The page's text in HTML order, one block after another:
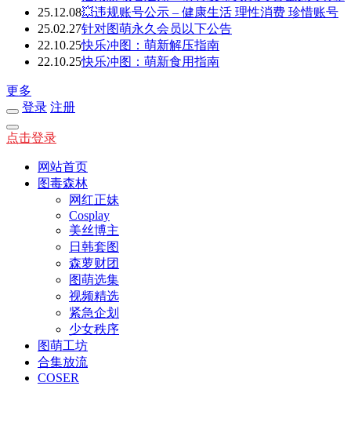
25.12.08💥违规账号公示 – 健康生活 理性消费 珍惜账号
25.02.27针对图萌永久会员以下公告
22.10.25快乐冲图：萌新解压指南
22.10.25快乐冲图：萌新食用指南
更多
登录 注册
点击登录
网站首页
图毒森林
网红正妹
Cosplay
美丝博主
日韩套图
森萝财团
图萌选集
视频精选
紧急企划
少女秩序
图萌工坊
合集放流
COSER